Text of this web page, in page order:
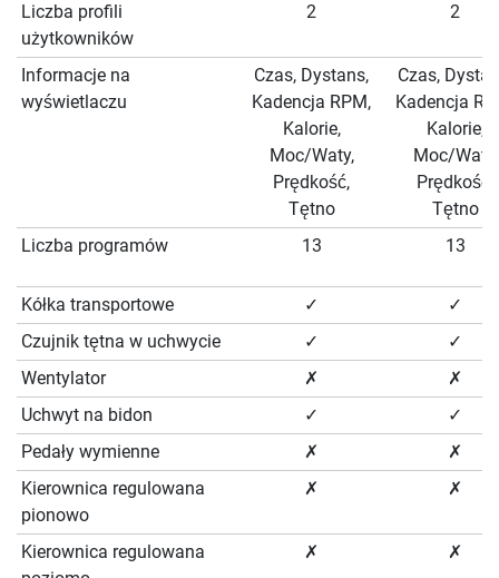
Liczba profili
użytkowników
2 2
Informacje na
wyświetlaczu
Czas, Dystans,
Kadencja RPM,
Kalorie,
Moc/Waty,
Prędkość,
Tętno
Czas,
Kadencja
Kalorie,
Moc/Waty,
Prędkość,
Tętno
Liczba programów
13 13
Kółka transportowe ✓
✓
Czujnik tętna w uchwycie
✓
✓
Wentylator
✗
✗
Uchwyt na bidon
✓
✓
Pedały wymienne
✗
✗
Kierownica regulowana
pionowo
✗ ✗
Kierownica regulowana
✗ ✗